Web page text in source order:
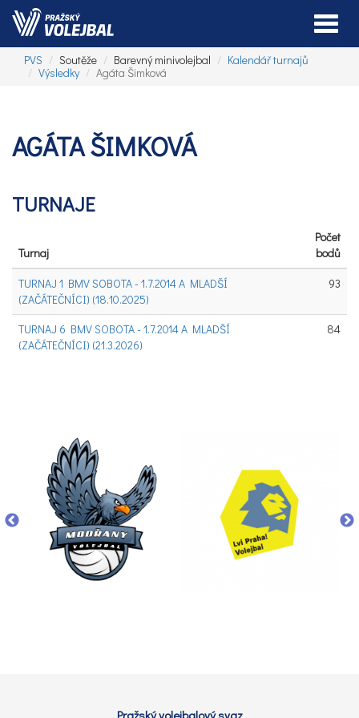
PVS Soutěže Barevný minivolejbal
Kalendář turnajů
Výsledky
Agáta Šimková
AGÁTA ŠIMKOVÁ
TURNAJE
Turnaj
Počet
bodů
TURNAJ 1 BMV SOBOTA - 1.7.2014 A MLADŠÍ
(ZAČÁTEČNÍCI) (18.10.2025)
93
TURNAJ 6 BMV SOBOTA - 1.7.2014 A MLADŠÍ
(ZAČÁTEČNÍCI) (21.3.2026)
84